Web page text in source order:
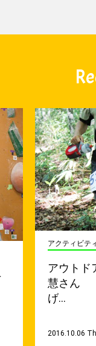
アクティビテ
アウト
慧さん
げ…
2016.10.06